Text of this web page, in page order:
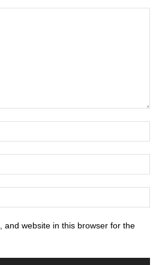
and website in this browser for the